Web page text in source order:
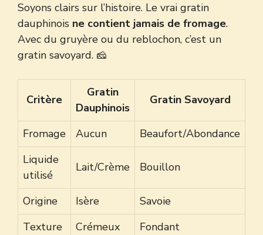
Soyons clairs sur l’histoire. Le vrai gratin
dauphinois ne contient jamais de fromage.
Avec du gruyère ou du reblochon, c’est un
gratin savoyard. 🧀
Critère
Gratin
Dauphinois
Gratin Savoyard
Fromage Aucun
Beaufort/Abondance
Liquide
utilisé
Lait/Crème Bouillon
Origine Isère
Savoie
Texture
Crémeux Fondant